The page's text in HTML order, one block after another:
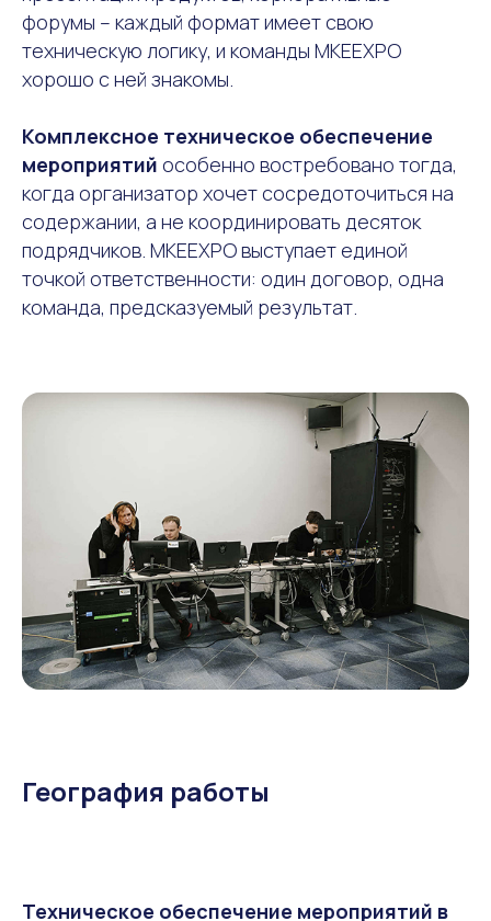
форумы – каждый формат имеет свою
техническую логику, и команды MKEEXPO
хорошо с ней знакомы.
Комплексное техническое обеспечение
мероприятий особенно востребовано тогда,
когда организатор хочет сосредоточиться на
содержании, а не координировать десяток
подрядчиков. MKEEXPO выступает единой
точкой ответственности: один договор, одна
команда, предсказуемый результат.
География работы
Техническое обеспечение мероприятий в